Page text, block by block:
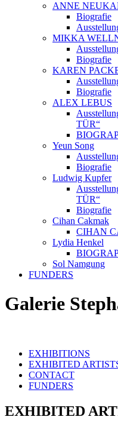
ANNE
Biografie
MIKKA
Biografie
KAREN
Biografie
ALEX LEBUS
TÜR“
Yeun Song
Biografie
Ludwig Kupfer
TÜR“
Biografie
Cihan Cakmak
CIHAN
Lydia Henkel
Sol Namgung
FUNDERS
Galerie
EXHIBITIONS
EXHIBITED
CONTACT
FUNDERS
EXHIBITED